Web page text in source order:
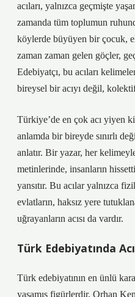
acıları, yalnızca geçmişte
zamanda tüm toplumun
köylerde büyüyen bir çocuk,
zaman zaman gelen göçler,
Edebiyatçı, bu acıları
bireysel bir acıyı değil,
Türkiye’de en çok acı yiyen
anlamda bir bireyde sınırlı
anlatır. Bir yazar, her
metinlerinde, insanların
yansıtır. Bu acılar yalnızca
evlatların, haksız yere
uğrayanların acısı da vardır.
Türk Edebiyatında
Türk edebiyatının en ünlü
yaşamış figürlerdir. Orhan